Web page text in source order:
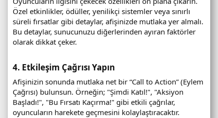
ı
:
C
a
n
ı
s
u
n
Özel etkinlikler, ödüller, yenilikçi sistemler veya sınırlı
süreli fırsatlar gibi detaylar, afişinizde mutlaka yer almalı.
Bu detaylar, sunucunuzu diğerlerinden ayıran faktörler
olarak dikkat çeker.
4. Etkileşim Çağrısı Yapın
Afişinizin sonunda mutlaka net bir “Call to Action” (Eylem
Çağrısı) bulunsun. Örneğin; "Şimdi Katıl!", "Aksiyon
Başladı!", "Bu Fırsatı Kaçırma!" gibi etkili çağrılar,
oyuncuların harekete geçmesini kolaylaştıracaktır.